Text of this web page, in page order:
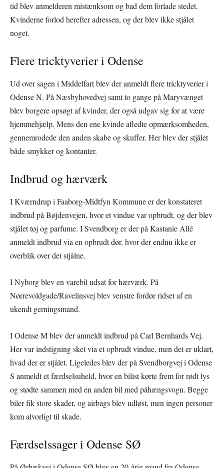
tid blev anmelderen mistænksom og bad dem forlade stedet.
Kvinderne forlod herefter adressen, og der blev ikke stjålet
noget.
Flere tricktyverier i Odense
Ud over sagen i Middelfart blev der anmeldt flere tricktyverier i
Odense N. På Næsbyhovedvej samt to gange på Maryvænget
blev borgere opsøgt af kvinder, der også udgav sig for at være
hjemmehjælp. Mens den ene kvinde afledte opmærksomheden,
gennemrodede den anden skabe og skuffer. Her blev der stjålet
både smykker og kontanter.
Indbrud og hærværk
I Kværndrup i Faaborg-Midtfyn Kommune er der konstateret
indbrud på Bøjdenvejen, hvor et vindue var opbrudt, og der blev
stjålet tøj og parfume. I Svendborg er der på Kastanie Allé
anmeldt indbrud via en opbrudt dør, hvor der endnu ikke er
overblik over det stjålne.
I Nyborg blev en varebil udsat for hærværk. På
Nørrevoldgade/Ravelinsvej blev venstre fordør ridset af en
ukendt gerningsmand.
I Odense M blev der anmeldt indbrud på Carl Bernhards Vej.
Her var indstigning sket via et opbrudt vindue, men det er uklart,
hvad der er stjålet. Ligeledes blev der på Svendborgvej i Odense
S anmeldt et færdselsuheld, hvor en bilist kørte frem for rødt lys
og stødte sammen med en anden bil med påhængsvogn. Begge
biler fik store skader, og airbags blev udløst, men ingen personer
kom alvorligt til skade.
Færdselssager i Odense SØ